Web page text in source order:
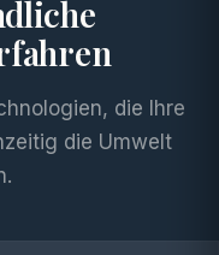
die Ihre
die Umwelt